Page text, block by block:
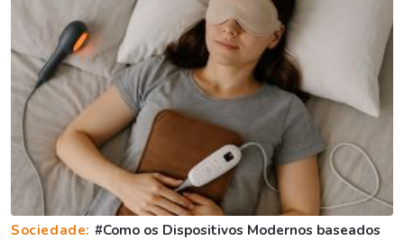
Sociedade: #Como os Dispositivos Modernos baseados